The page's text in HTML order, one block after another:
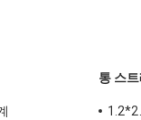
통 스트